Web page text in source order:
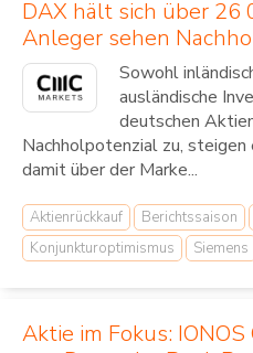
DAX hält sich über 26
Anleger sehen
Sowohl
ausländische
deutschen
Nachholpotenzial zu,
damit über der Marke...
Aktienrückkauf Berichtssaison
Konjunkturoptimismus
Siemens
Aktie im Fokus: